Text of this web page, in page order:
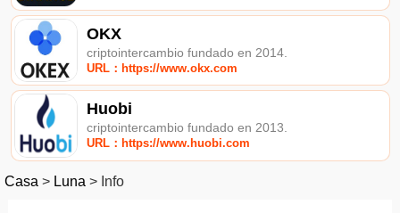
OKX
criptointercambio fundado en 2014.
URL：https://www.okx.com
Huobi
criptointercambio fundado en 2013.
URL：https://www.huobi.com
Casa > Luna > Info